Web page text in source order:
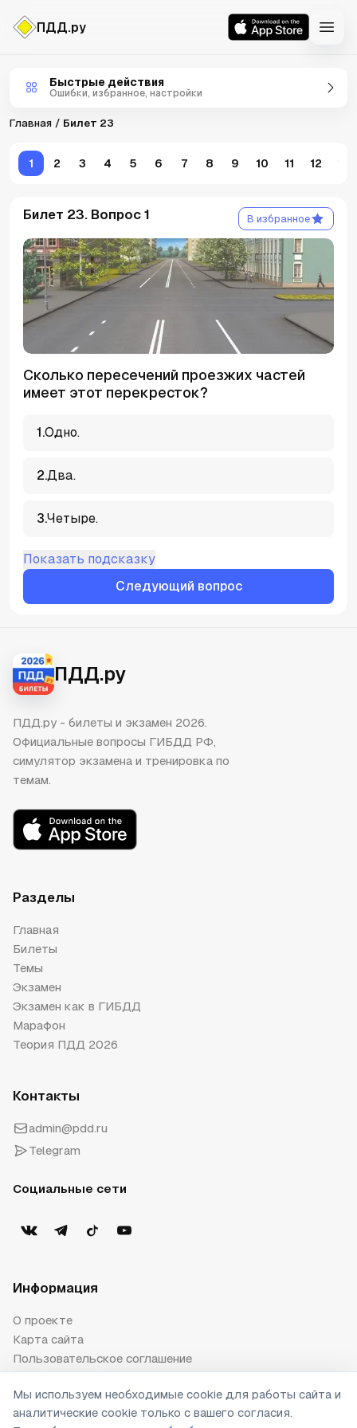
ПДД.ру
Билеты ПДД
Быстрые действия
Ошибки, избранное, настройки
Главная Билет 23
1 2 3 4 5 6 7 8 9 10 11 12 13
Билет 23. Вопрос 1 В избранное
Сколько пересечений проезжих частей
имеет этот перекресток?
1 .Одно.
2.Два.
3.Четыре.
Показать подсказку
Следующий вопрос
ПДД.ру
ПДД.ру - билеты и экзамен 2026.
Официальные вопросы ГИБДД РФ,
симулятор экзамена и тренировка по
темам.
Разделы
Главная
Билеты
Темы
Экзамен
Экзамен как в ГИБДД
Марафон
Теория ПДД 2026
Контакты
admin@pdd.ru
Telegram
Социальные сети
Информация
О проекте
Карта сайта
Пользовательское соглашение
Публичная оферта
Настройки cookie
Мы используем необходимые cookie для работы сайта и
аналитические cookie только с вашего согласия.